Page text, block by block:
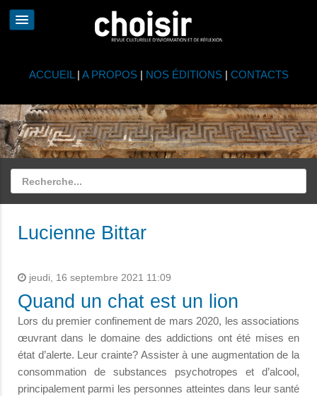
ACCUEIL | A PROPOS| NOS ÉDITIONS| CONTACTS
Lucienne Bittar
jeudi, 16 septembre 2021 11:09
Quand un chat est un lion
Lors du premier confinement de mars 2020, les associations
œuvrant dans le domaine des addictions ont été mises en
état d’alerte. Leur crainte? Assister à une augmentation de la
consommation de substances psychotropes et d’alcool,
principalement parmi les personnes atteintes dans leur santé